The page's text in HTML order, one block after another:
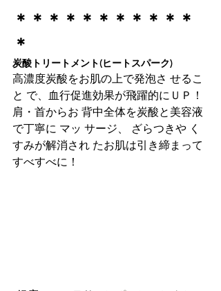
＊＊＊＊＊＊＊＊＊＊＊
＊
炭酸トリートメント(ヒートスパーク)
高濃度炭酸をお肌の上で発泡さ せるこ
と で、血行促進効果が飛躍的にＵＰ！
肩・首からお 背中全体を炭酸と美容液
で丁寧に マッ サージ、 ざらつきや く
すみが解消され たお肌は引き締まって
すべすべに！